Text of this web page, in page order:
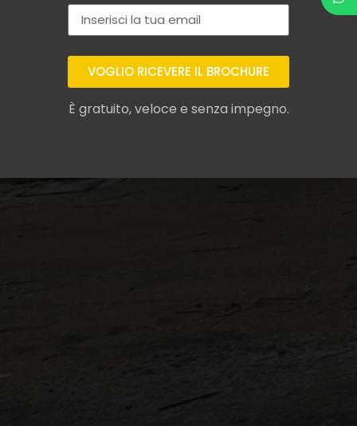
VOGLIO RICEVERE IL BROCHURE
È gratuito, veloce e senza impegno.